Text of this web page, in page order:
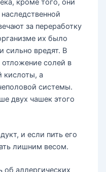
кроме того, они
за переработку
их было
сильно вредят. В
солей в
кислоты, а
системы.
двух чашек этого
и если пить его
лишним весом.
об аллергических